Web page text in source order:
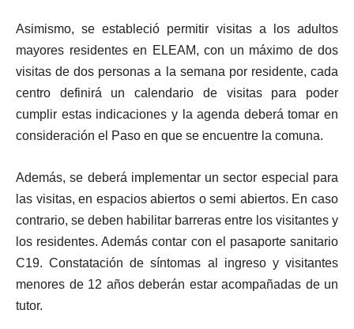
Asimismo, se estableció permitir visitas a los adultos
mayores residentes en ELEAM, con un máximo de dos
visitas de dos personas a la semana por residente, cada
centro definirá un calendario de visitas para poder
cumplir estas indicaciones y la agenda deberá tomar en
consideración el Paso en que se encuentre la comuna.
Además, se deberá implementar un sector especial para
las visitas, en espacios abiertos o semi abiertos. En caso
contrario, se deben habilitar barreras entre los visitantes y
los residentes. Además contar con el pasaporte sanitario
C19. Constatación de síntomas al ingreso y visitantes
menores de 12 años deberán estar acompañadas de un
tutor.